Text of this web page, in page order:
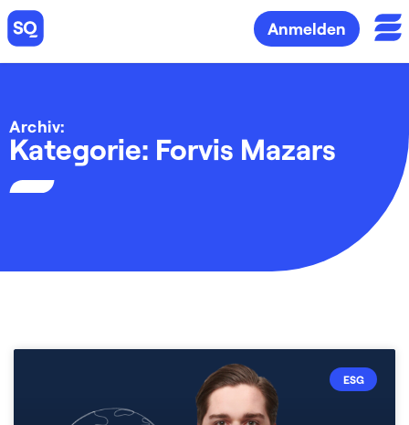
Anmelden
Archiv:
Kategorie: Forvis Mazars
ESG